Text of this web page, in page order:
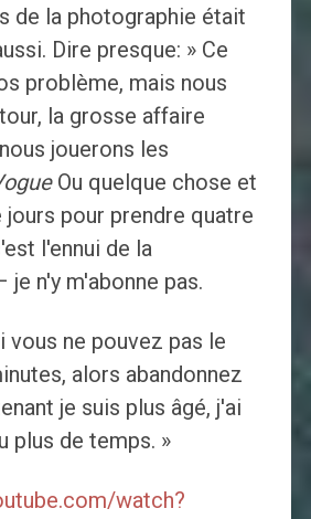
de la photographie était
Dire presque: » Ce
problème, mais nous
la grosse affaire
jouerons les
Ou quelque chose et
jours pour prendre quatre
l'ennui de la
n'y m'abonne pas.
vous ne pouvez pas le
alors abandonnez
je suis plus âgé, j'ai
plus de temps. »
watch?